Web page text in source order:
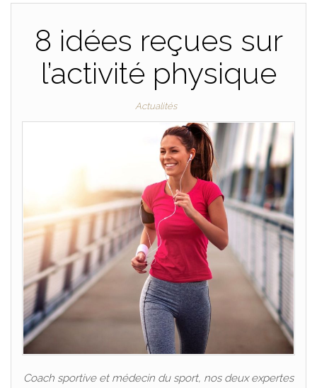
8 idées reçues sur
l’activité physique
Actualités
Coach sportive et médecin du sport, nos deux expertes